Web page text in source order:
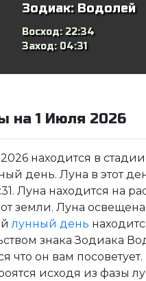
Зодиак: Водолей
Восход: 22:34
Заход: 04:31
на 1 Июля 2026
находится в
день. Луна в этот
Луна находится на
земли. Луна освещена
лунный день
знака Зодиака
что он вам
исходя из фазы